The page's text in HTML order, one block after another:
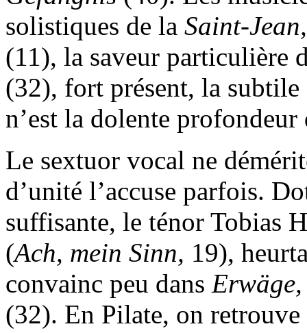
solistiques de la Saint-
(11), la saveur particulière
(32), fort présent, la
n’est la dolente
Le sextuor vocal ne
d’unité l’accuse parfois.
suffisante, le ténor Tobias
(Ach, mein Sinn, 19),
convainc peu dans
(32). En Pilate, on